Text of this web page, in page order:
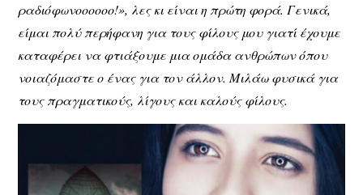
ραδιόφωνοοοοοο!», λες κι είναι η πρώτη φορά. Γενικά,
είμαι πολύ περήφανη για τους φίλους μου γιατί έχουμε
καταφέρει να φτιάξουμε μια ομάδα ανθρώπων όπου
νοιαζόμαστε ο ένας για τον άλλον. Μιλάω φυσικά για
τους πραγματικούς, λίγους και καλούς φίλους.